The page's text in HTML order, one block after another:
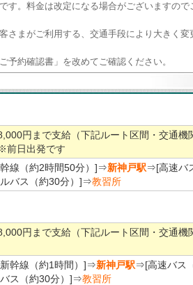
す。料金は改定になる場合がございますので
さまがご利用する、交通手段により大きく変
予約確認書」を改めてご確認ください。
円まで支給（下記ルート区間・交通機
前日出発です
線（約2時間50分）]⇒新神戸駅⇒[高速バ
バス（約30分）]⇒教習所
円まで支給（下記ルート区間・交通機
幹線（約1時間）]⇒新神戸駅⇒[高速バス
ス（約30分）]⇒教習所